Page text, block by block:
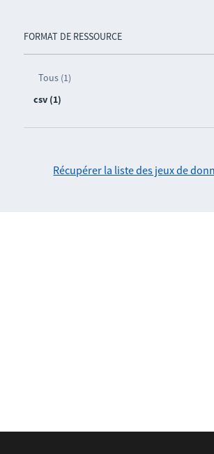
FORMAT DE RESSOURCE
Tous (1)
csv (1)
Récupérer la liste des jeux de